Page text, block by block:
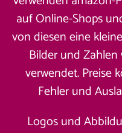
auf Online-Shops
von diesen eine
Bilder und
verwendet. Preise
Fehler und
Logos und